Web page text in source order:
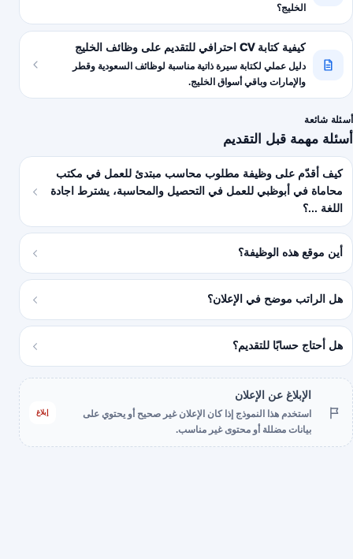
الخليج؟
كيفية كتابة CV احترافي للتقديم على وظائف الخليج
دليل عملي لكتابة سيرة ذاتية مناسبة لوظائف السعودية وقطر
والإمارات وباقي أسواق الخليج.
أسئلة شائعة
أسئلة مهمة قبل التقديم
كيف أقدّم على وظيفة مطلوب محاسب مبتدئ للعمل في مكتب
محاماة في أبوظبي للعمل في التحصيل والمحاسبة، يشترط اجادة
اللغة ...؟
أين موقع هذه الوظيفة؟
هل الراتب موضح في الإعلان؟
هل أحتاج حسابًا للتقديم؟
الإبلاغ عن الإعلان
استخدم هذا النموذج إذا كان الإعلان غير صحيح أو يحتوي على
بيانات مضللة أو محتوى غير مناسب.
إبلاغ